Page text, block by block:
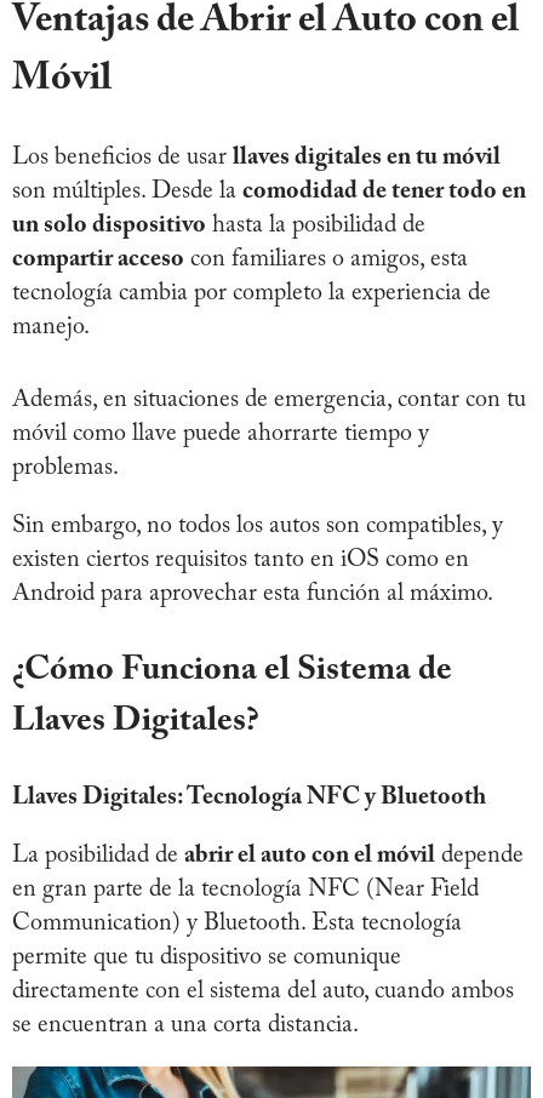
Ventajas de Abrir el Auto con el
Móvil
Los beneficios de usar llaves digitales en tu móvil
son múltiples. Desde la comodidad de tener todo en
un solo dispositivo hasta la posibilidad de
compartir acceso con familiares o amigos, esta
tecnología cambia por completo la experiencia de
manejo.
Además, en situaciones de emergencia, contar con tu
móvil como llave puede ahorrarte tiempo y
problemas.
Sin embargo, no todos los autos son compatibles, y
existen ciertos requisitos tanto en iOS como en
Android para aprovechar esta función al máximo.
¿Cómo Funciona el Sistema de
Llaves Digitales?
Llaves Digitales: Tecnología NFC y Bluetooth
La posibilidad de abrir el auto con el móvil depende
en gran parte de la tecnología NFC (Near Field
Communication) y Bluetooth. Esta tecnología
permite que tu dispositivo se comunique
directamente con el sistema del auto, cuando ambos
se encuentran a una corta distancia.